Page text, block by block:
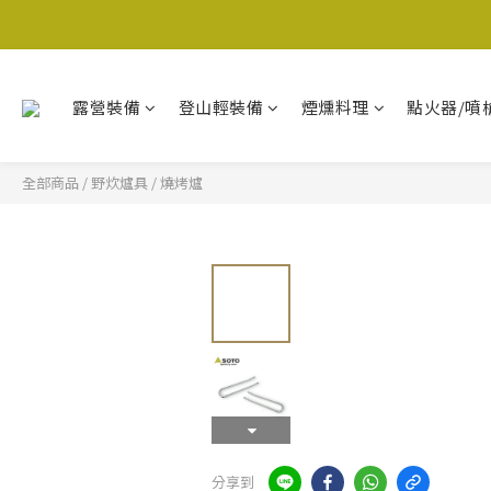
露營裝備 登山輕裝備 煙燻料理 點火器/噴
全部商品 /野炊爐具 /燒烤爐
分享到